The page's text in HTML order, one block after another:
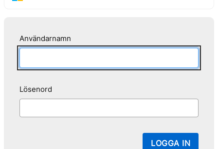
Användarnamn
Lösenord
LOGGA IN